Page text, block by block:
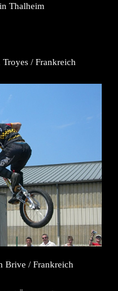
Thalheim
/ Frankreich
Brive / Frankreich